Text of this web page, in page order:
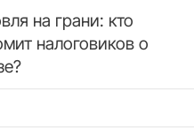
на грани: кто
налоговиков о